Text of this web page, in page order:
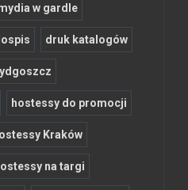
w gardle
druk katalogów
hostessy do promocji
Kraków
na targi